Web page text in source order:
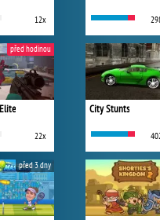
12x
22x
před hodinou
před 3 dny
City Stunts